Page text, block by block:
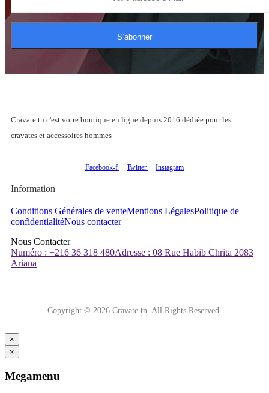
S’abonner
Cravate.tn c'est votre boutique en ligne depuis 2016 dédiée pour les
cravates et accessoires hommes
Facebook-f Twitter Instagram
Information
Conditions Générales de venteMentions LégalesPolitique de
confidentialitéNous contacter
Nous Contacter
Numéro : +216 36 318 480Adresse : 08 Rue Habib Chrita 2083
Ariana
Copyright © 2026 Cravate.tn. All Rights Reserved.
×
×
Megamenu